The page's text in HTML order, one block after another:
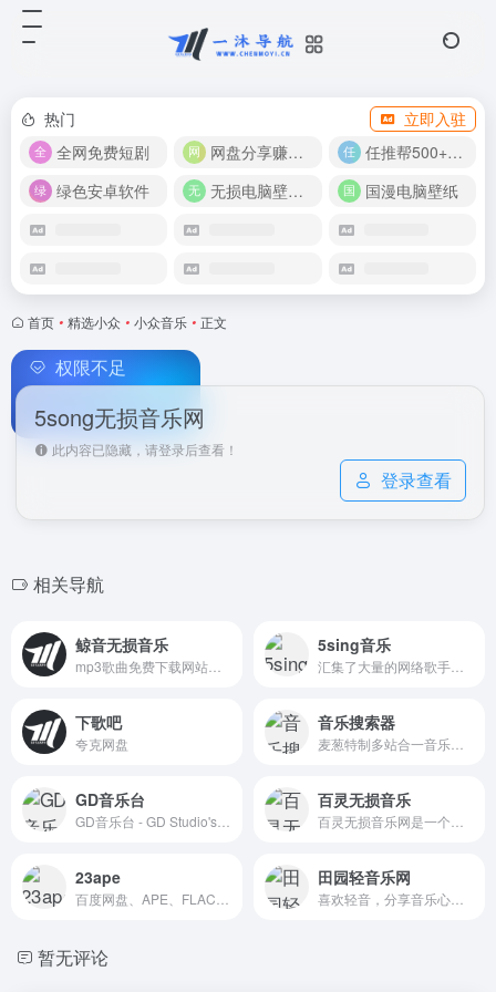
热门
立即入驻
全网免费短剧
网盘分享赚奖金！
任推帮500+推广项目！
绿色安卓软件
无损电脑壁纸合集 国漫电脑壁纸
首页 • 精选小众 • 小众音乐 • 正文
权限不足
5song无损音乐网
此内容已隐藏，请登录后查看！
登录查看
相关导航
鲸音无损音乐 5sing音乐
下歌吧
夸克网盘
音乐搜索器
GD音乐台 百灵无损音乐
23ape 田园轻音乐网
暂无评论